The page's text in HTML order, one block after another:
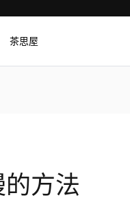
茶思屋
方法